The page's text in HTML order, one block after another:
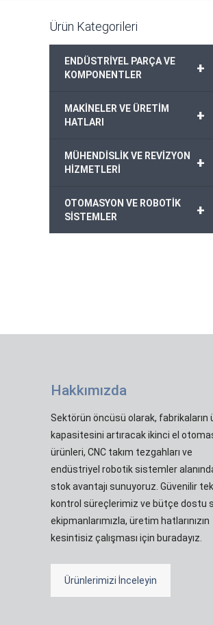
Ürün Kategorileri
+
ENDÜSTRİYEL PARÇA VE
KOMPONENTLER
+
MAKİNELER VE ÜRETİM
HATLARI
+
MÜHENDİSLİK VE REVİZYON
HİZMETLERİ
+
OTOMASYON VE ROBOTİK
SİSTEMLER
Hakkımızda
Sektörün öncüsü olarak, fabrikaların
kapasitesini artıracak ikinci el
ürünleri, CNC takım tezgahları ve
endüstriyel robotik sistemler
stok avantajı sunuyoruz. Güvenilir
kontrol süreçlerimiz ve bütçe dostu
ekipmanlarımızla, üretim hatlarınızın
kesintisiz çalışması için buradayız.
Ürünlerimizi İnceleyin